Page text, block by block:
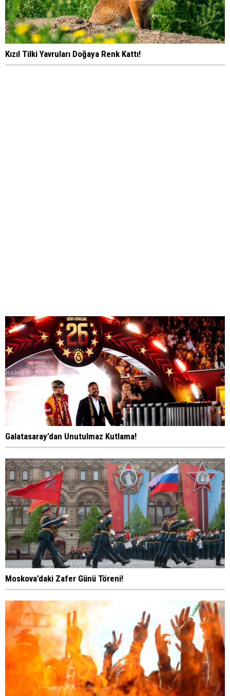
Kızıl Tilki Yavruları Doğaya Renk Kattı!
Galatasaray’dan Unutulmaz Kutlama!
Moskova’daki Zafer Günü Töreni!